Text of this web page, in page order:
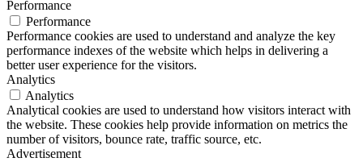
Performance
Performance
Performance cookies are used to understand and analyze the key
performance indexes of the website which helps in delivering a
better user experience for the visitors.
Analytics
Analytics
Analytical cookies are used to understand how visitors interact with
the website. These cookies help provide information on metrics the
number of visitors, bounce rate, traffic source, etc.
Advertisement